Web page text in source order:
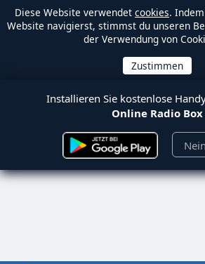
Diese Website verwendet cookies.
Website navigierst, stimmst du unseren
der Verwendung von
Installieren Sie kostenlose
Online Radio Box